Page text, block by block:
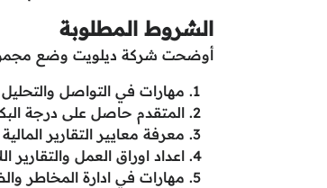
الشروط المطلوبة
أوضحت شركة ديلويت وضع
مهارات في التواصل والتحليل
المتقدم حاصل على درجة
معرفة معايير التقارير
اعداد اوراق العمل والتقارير
مهارات في ادارة المخاطر